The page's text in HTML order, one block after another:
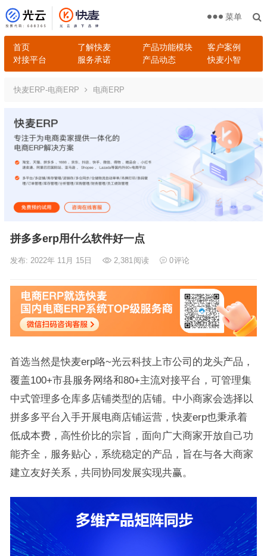
首页 了解快麦 产品功能模块
客户案例
对接平台
服务承诺 产品动态 快麦小智
菜单
快麦ERP-电商ERP 电商ERP
拼多多erp用什么软件好一点
发布: 2022年 11月 15日 2,381 阅读 0评论
首选当然是快麦erp咯~光云科技上市公司的龙头产品，
覆盖100+市县服务网络和80+主流对接平台，可管理集
中式管理多仓库多店铺类型的店铺。中小商家会选择以
拼多多平台入手开展电商店铺运营，快麦erp也秉承着
低成本费，高性价比的宗旨，面向广大商家开放自己功
能齐全，服务贴心，系统稳定的产品，旨在与各大商家
建立友好关系，共同协同发展实现共赢。